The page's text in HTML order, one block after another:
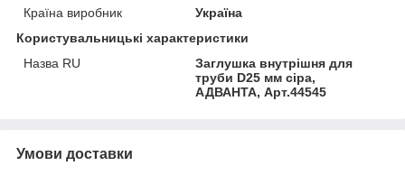
Країна виробник
Україна
Користувальницькі характеристики
Назва RU
Заглушка внутрішня для
труби D25 мм сіра,
АДВАНТА, Арт.44545
Умови доставки